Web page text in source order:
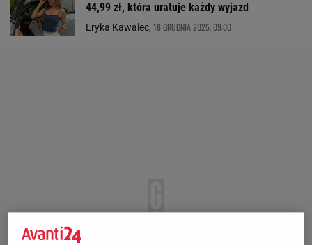
44,99 zł, która uratuje każdy wyjazd
Eryka Kawalec, 18 GRUDNIA 2025, 09:00